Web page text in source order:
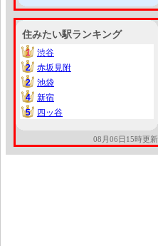
住みたい駅ランキング
1
1
渋谷
2
2
赤坂見附
2
2
池袋
4
4
新宿
5
5 四ッ谷
08月06日15時更新